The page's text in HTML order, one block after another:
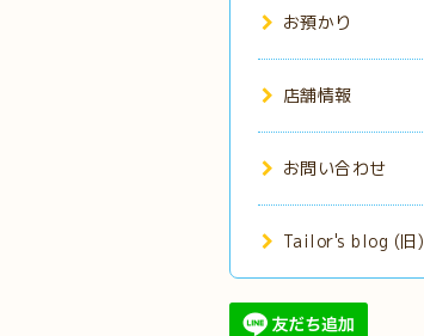
お預かり
店舗情報
お問い合わせ
Tailor's blog (旧)